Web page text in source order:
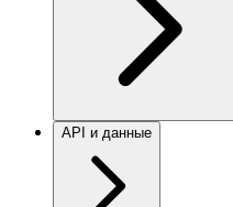
API и данные